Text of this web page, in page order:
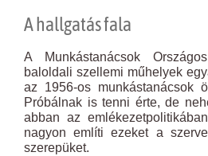
A hallgatás fala
A Munkástanácsok
baloldali szellemi műhelyek
az 1956-os munkástanácsok
Próbálnak is tenni érte, de
abban az
nagyon említi ezeket a
szerepüket.